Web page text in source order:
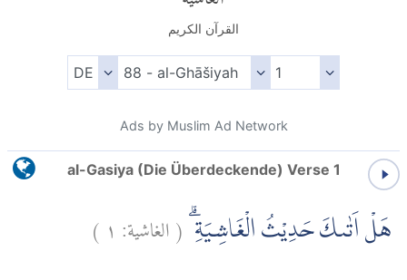
القرآن الكريم
Ads by Muslim Ad Network
al-Gasiya (Die Überdeckende) Verse 1
هَلْ اَتٰىكَ حَدِيْثُ الْغَاشِيَةِۗ (الغاشية: ١ )